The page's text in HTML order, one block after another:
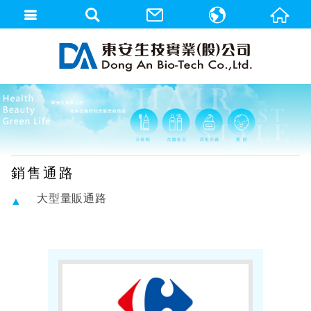
銷售通路
大型量販通路
繁體中文
English